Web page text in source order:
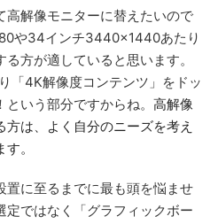
高解像モニターに替えたいので
や34インチ3440×1440あたり
方が適していると思います。
「4K解像度コンテンツ」をドッ
いう部分ですからね。 高解像
は、よく自分のニーズを考え
。
置に至るまでに最も頭を悩ませ
定ではなく「グラフィックボー